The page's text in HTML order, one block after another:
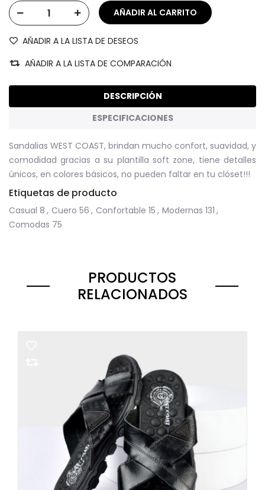
AÑADIR A LA LISTA DE DESEOS
AÑADIR A LA LISTA DE COMPARACIÓN
DESCRIPCIÓN
ESPECIFICACIONES
Sandalias WEST COAST, brindan mucho confort, suavidad, y
comodidad gracias a su plantilla soft zone, tiene detalles
únicos, en colores básicos, no pueden faltar en tu clóset!!!
Etiquetas de producto
Casual 8 , Cuero 56 , Confortable 15 , Modernas 131 ,
Comodas 75
PRODUCTOS
RELACIONADOS